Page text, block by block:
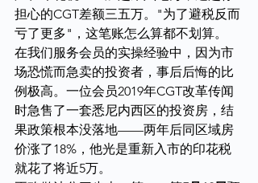
担心的CGT差额三五万。"为了避税反而
亏了更多"，这笔账怎么算都不划算。
在我们服务会员的实操经验中，因为市
场恐慌而急卖的投资者，事后后悔的比
例极高。一位会员2019年CGT改革传闻
时急售了一套悉尼内西区的投资房，结
果政策根本没落地——两年后同区域房
价涨了18%，他光是重新入市的印花税
就花了将近5万。